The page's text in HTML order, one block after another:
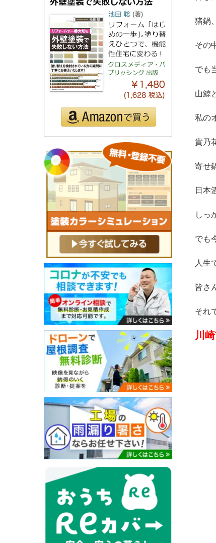
猪鍋
その
でも
山鯨
私の
貴乃
寄せ
日本
しっ
でも
人生
皆さ
それ
川